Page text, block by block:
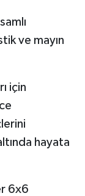
ve mayın
için
hayata
6x6